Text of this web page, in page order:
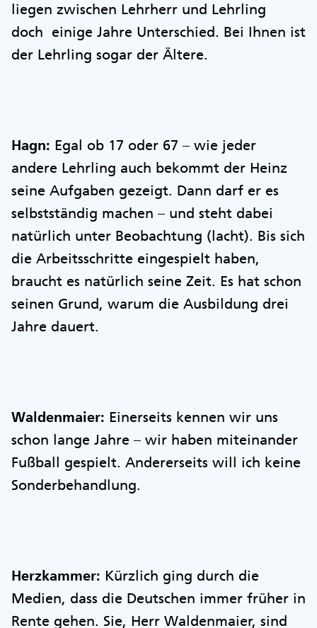
liegen zwischen Lehrherr und Lehrling
doch einige Jahre Unterschied. Bei Ihnen ist
der Lehrling sogar der Ältere.
Hagn: Egal ob 17 oder 67 – wie jeder
andere Lehrling auch bekommt der Heinz
seine Aufgaben gezeigt. Dann darf er es
selbstständig machen – und steht dabei
natürlich unter Beobachtung (lacht). Bis sich
die Arbeitsschritte eingespielt haben,
braucht es natürlich seine Zeit. Es hat schon
seinen Grund, warum die Ausbildung drei
Jahre dauert.
Waldenmaier: Einerseits kennen wir uns
schon lange Jahre – wir haben miteinander
Fußball gespielt. Andererseits will ich keine
Sonderbehandlung.
Herzkammer: Kürzlich ging durch die
Medien, dass die Deutschen immer früher in
Rente gehen. Sie, Herr Waldenmaier, sind